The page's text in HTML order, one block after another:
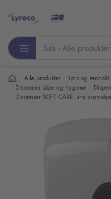
Søk etter produkter
Alle produkter Tørk og renhold
Dispenser såpe og hygiene
Dispenser SOFT CARE Line